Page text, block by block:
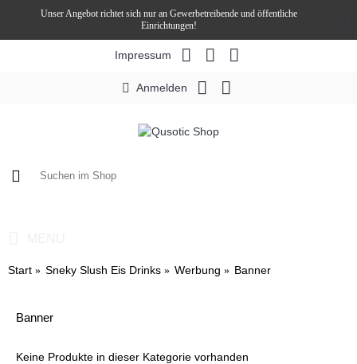
Unser Angebot richtet sich nur an Gewerbetreibende und öffentliche
Einrichtungen!
Impressum
Anmelden
Start Sneky Slush Eis Drinks Werbung Banner
Banner
Keine Produkte in dieser Kategorie vorhanden